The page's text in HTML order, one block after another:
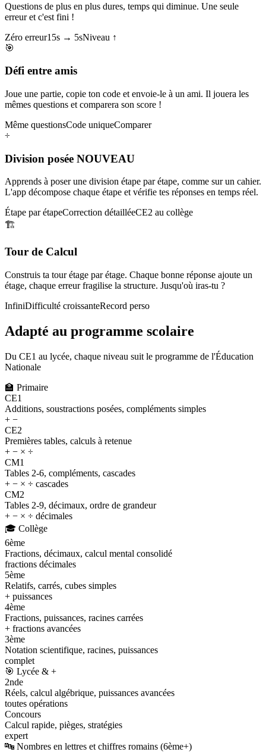
Questions de plus en plus dures, temps qui diminue. Une seule
erreur et c'est fini !
Zéro erreur15s → 5sNiveau ↑
🎯
Défi entre amis
Joue une partie, copie ton code et envoie-le à un ami. Il jouera les
mêmes questions et comparera son score !
Même questionsCode uniqueComparer
÷
Division posée NOUVEAU
Apprends à poser une division étape par étape, comme sur un cahier.
L'app décompose chaque étape et vérifie tes réponses en temps réel.
Étape par étapeCorrection détailléeCE2 au collège
🏗️
Tour de Calcul
Construis ta tour étage par étage. Chaque bonne réponse ajoute un
étage, chaque erreur fragilise la structure. Jusqu'où iras-tu ?
InfiniDifficulté croissanteRecord perso
Adapté au programme scolaire
Du CE1 au lycée, chaque niveau suit le programme de l'Éducation
Nationale
🏫 Primaire
CE1
Additions, soustractions posées, compléments simples
+ −
CE2
Premières tables, calculs à retenue
+ − × ÷
CM1
Tables 2-6, compléments, cascades
+ − × ÷ cascades
CM2
Tables 2-9, décimaux, ordre de grandeur
+ − × ÷ décimales
🎓 Collège
6ème
Fractions, décimaux, calcul mental consolidé
fractions décimales
5ème
Relatifs, carrés, cubes simples
+ puissances
4ème
Fractions, puissances, racines carrées
+ fractions avancées
3ème
Notation scientifique, racines, puissances
complet
🎯 Lycée & +
2nde
Réels, calcul algébrique, puissances avancées
toutes opérations
Concours
Calcul rapide, pièges, stratégies
expert
🔤 Nombres en lettres et chiffres romains (6ème+)